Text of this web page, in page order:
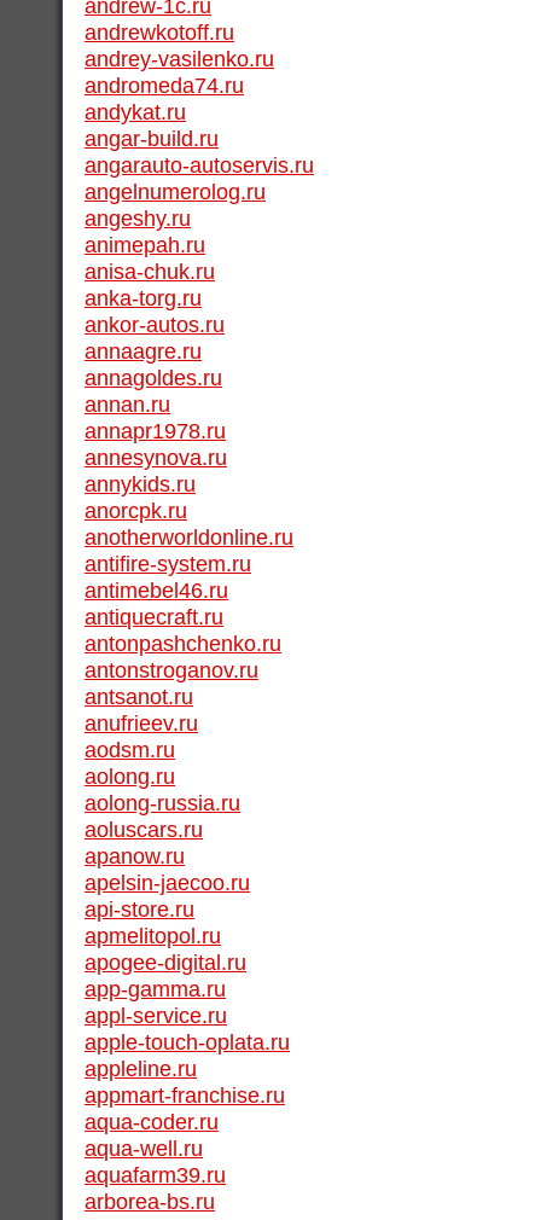
andrew-1c.ru
andrewkotoff.ru
andrey-vasilenko.ru
andromeda74.ru
andykat.ru
angar-build.ru
angarauto-autoservis.ru
angelnumerolog.ru
angeshy.ru
animepah.ru
anisa-chuk.ru
anka-torg.ru
ankor-autos.ru
annaagre.ru
annagoldes.ru
annan.ru
annapr1978.ru
annesynova.ru
annykids.ru
anorcpk.ru
anotherworldonline.ru
antifire-system.ru
antimebel46.ru
antiquecraft.ru
antonpashchenko.ru
antonstroganov.ru
antsanot.ru
anufrieev.ru
aodsm.ru
aolong.ru
aolong-russia.ru
aoluscars.ru
apanow.ru
apelsin-jaecoo.ru
api-store.ru
apmelitopol.ru
apogee-digital.ru
app-gamma.ru
appl-service.ru
apple-touch-oplata.ru
appleline.ru
appmart-franchise.ru
aqua-coder.ru
aqua-well.ru
aquafarm39.ru
arborea-bs.ru